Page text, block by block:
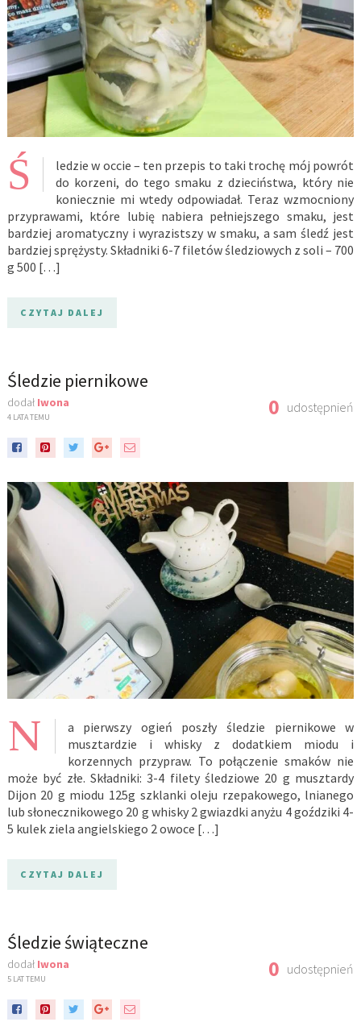
Ś
ledzie w occie – ten przepis to taki trochę mój powrót
do korzeni, do tego smaku z dzieciństwa, który nie
koniecznie mi wtedy odpowiadał. Teraz wzmocniony
przyprawami, które lubię nabiera pełniejszego smaku, jest
bardziej aromatyczny i wyrazistszy w smaku, a sam śledź jest
bardziej sprężysty. Składniki 6-7 filetów śledziowych z soli – 700
g 500 […]
CZYTAJ DALEJ
Śledzie piernikowe
dodał Iwona
4 LATA TEMU 0 udostępnień
N
a pierwszy ogień poszły śledzie piernikowe w
musztardzie i whisky z dodatkiem miodu i
korzennych przypraw. To połączenie smaków nie
może być złe. Składniki: 3-4 filety śledziowe 20 g musztardy
Dijon 20 g miodu 125g szklanki oleju rzepakowego, lnianego
lub słonecznikowego 20 g whisky 2 gwiazdki anyżu 4 goździki 4-
5 kulek ziela angielskiego 2 owoce […]
CZYTAJ DALEJ
Śledzie świąteczne
dodał Iwona
5 LAT TEMU 0 udostępnień